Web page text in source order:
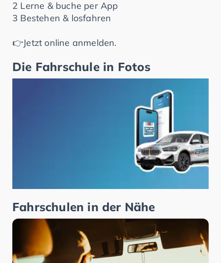
2 Lerne & buche per App
3 Bestehen & losfahren
👉Jetzt online anmelden.
Die Fahrschule in Fotos
Fahrschulen in der Nähe